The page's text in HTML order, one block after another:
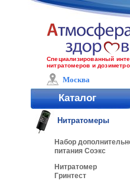
Специализированный
нитратомеров и
Каталог
Нитратомеры
Набор
питания Соэкс
Нитратомер
Гринтест